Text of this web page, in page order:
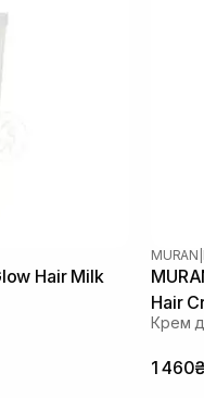
Hair Milk
MURAN
Hair
Крем
1 460₴